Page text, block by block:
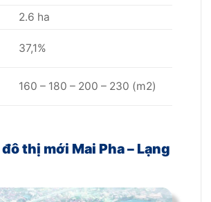
2.6 ha
37,1%
160 – 180 – 200 – 230 (m2)
thị mới Mai Pha – Lạng